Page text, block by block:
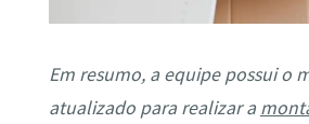
Em resumo, a equipe possui o
atualizado para realizar a